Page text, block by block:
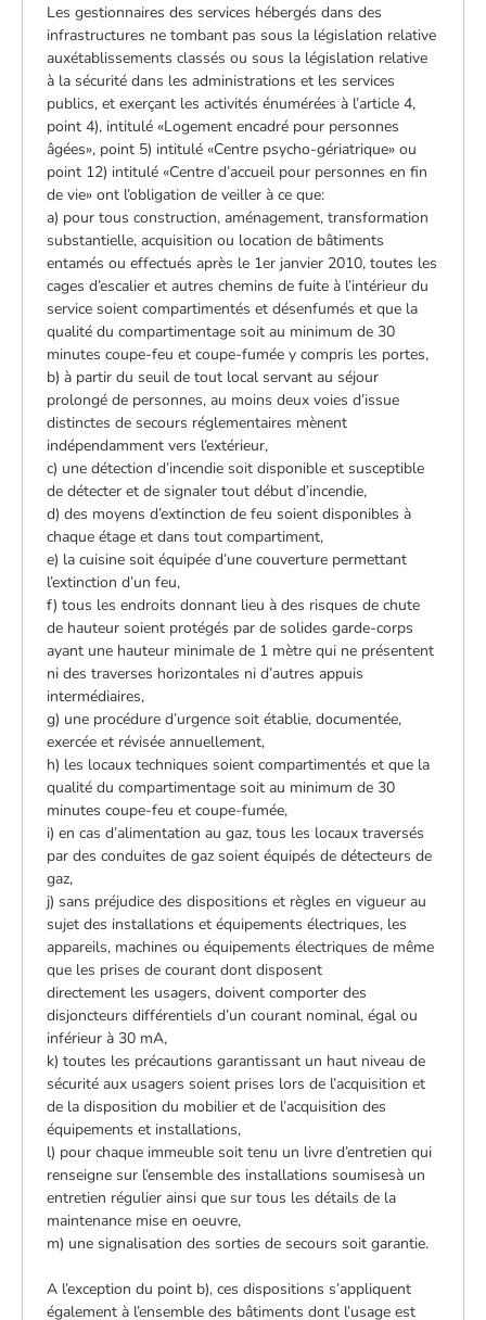
Les gestionnaires des services hébergés dans des
infrastructures ne tombant pas sous la législation relative
auxétablissements classés ou sous la législation relative
à la sécurité dans les administrations et les services
publics, et exerçant les activités énumérées à l’article 4,
point 4), intitulé «Logement encadré pour personnes
âgées», point 5) intitulé «Centre psycho-gériatrique» ou
point 12) intitulé «Centre d’accueil pour personnes en fin
de vie» ont l’obligation de veiller à ce que:
a) pour tous construction, aménagement, transformation
substantielle, acquisition ou location de bâtiments
entamés ou effectués après le 1er janvier 2010, toutes les
cages d’escalier et autres chemins de fuite à l’intérieur du
service soient compartimentés et désenfumés et que la
qualité du compartimentage soit au minimum de 30
minutes coupe-feu et coupe-fumée y compris les portes,
b) à partir du seuil de tout local servant au séjour
prolongé de personnes, au moins deux voies d’issue
distinctes de secours réglementaires mènent
indépendamment vers l’extérieur,
c) une détection d’incendie soit disponible et susceptible
de détecter et de signaler tout début d’incendie,
d) des moyens d’extinction de feu soient disponibles à
chaque étage et dans tout compartiment,
e) la cuisine soit équipée d’une couverture permettant
l’extinction d’un feu,
f) tous les endroits donnant lieu à des risques de chute
de hauteur soient protégés par de solides garde-corps
ayant une hauteur minimale de 1 mètre qui ne présentent
ni des traverses horizontales ni d’autres appuis
intermédiaires,
g) une procédure d’urgence soit établie, documentée,
exercée et révisée annuellement,
h) les locaux techniques soient compartimentés et que la
qualité du compartimentage soit au minimum de 30
minutes coupe-feu et coupe-fumée,
i) en cas d’alimentation au gaz, tous les locaux traversés
par des conduites de gaz soient équipés de détecteurs de
gaz,
j) sans préjudice des dispositions et règles en vigueur au
sujet des installations et équipements électriques, les
appareils, machines ou équipements électriques de même
que les prises de courant dont disposent
directement les usagers, doivent comporter des
disjoncteurs différentiels d’un courant nominal, égal ou
inférieur à 30 mA,
k) toutes les précautions garantissant un haut niveau de
sécurité aux usagers soient prises lors de l’acquisition et
de la disposition du mobilier et de l’acquisition des
équipements et installations,
l) pour chaque immeuble soit tenu un livre d’entretien qui
renseigne sur l’ensemble des installations soumisesà un
entretien régulier ainsi que sur tous les détails de la
maintenance mise en oeuvre,
m) une signalisation des sorties de secours soit garantie.
A l’exception du point b), ces dispositions s’appliquent
également à l’ensemble des bâtiments dont l’usage est